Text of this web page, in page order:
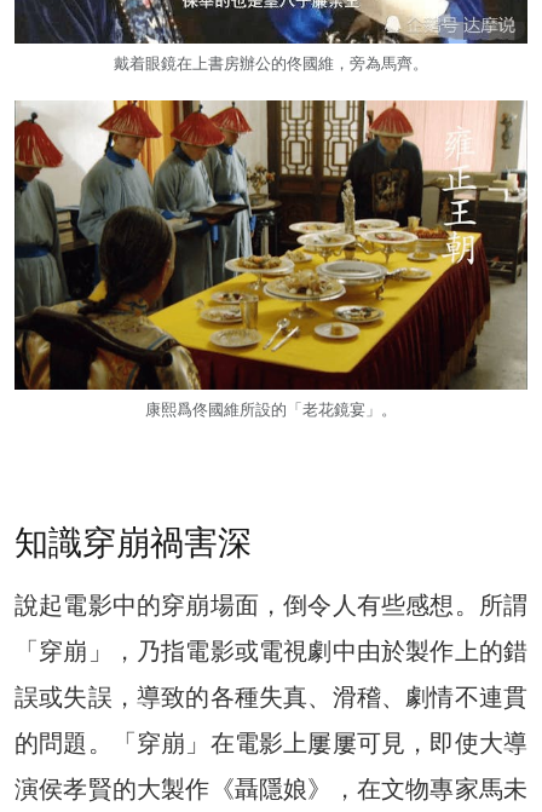
戴着眼鏡在上書房辦公的佟國維，旁為馬齊。
康熙爲佟國維所設的「老花鏡宴」。
知識穿崩禍害深
說起電影中的穿崩場面，倒令人有些感想。所謂
「穿崩」，乃指電影或電視劇中由於製作上的錯
誤或失誤，導致的各種失真、滑稽、劇情不連貫
的問題。「穿崩」在電影上屢屢可見，即使大導
演侯孝賢的大製作《聶隱娘》，在文物專家馬未